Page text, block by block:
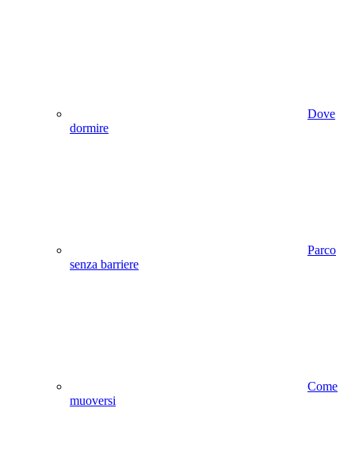
Dove
dormire
Parco
senza barriere
Come
muoversi